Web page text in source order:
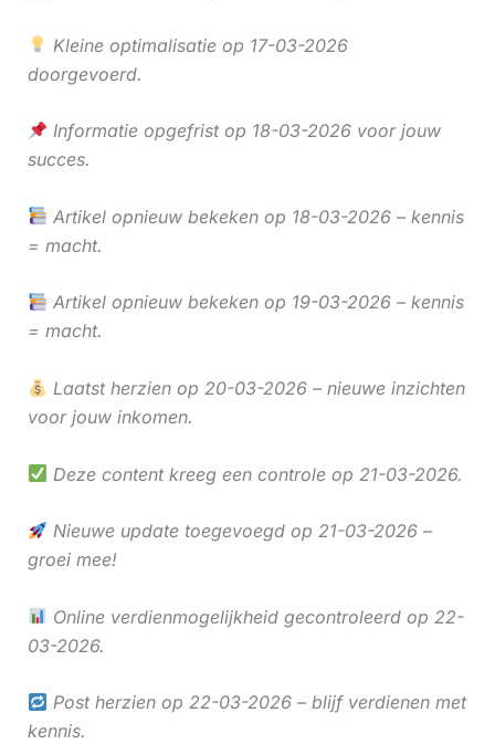
Kleine optimalisatie op 17-03-2026
doorgevoerd.
Informatie opgefrist op 18-03-2026 voor jouw
succes.
Artikel opnieuw bekeken op 18-03-2026 – kennis
= macht.
Artikel opnieuw bekeken op 19-03-2026 – kennis
= macht.
Laatst herzien op 20-03-2026 – nieuwe inzichten
voor jouw inkomen.
Deze content kreeg een controle op 21-03-2026.
Nieuwe update toegevoegd op 21-03-2026 –
groei mee!
Online verdienmogelijkheid gecontroleerd op 22-
03-2026.
Post herzien op 22-03-2026 – blijf verdienen met
kennis.